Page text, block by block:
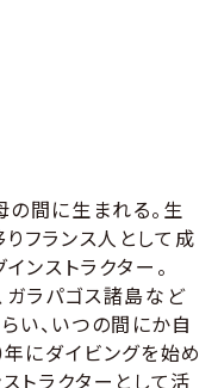
の間に生まれる。生
フランス人として成
ンストラクター。
ガラパゴス諸島など
い、いつの間にか自
にダイビングを始め
トラクターとして活